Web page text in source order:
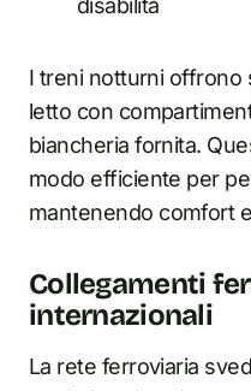
I treni notturni offrono
letto con
biancheria fornita.
modo efficiente per
mantenendo comfort
Collegamenti
internazionali
La rete ferroviaria